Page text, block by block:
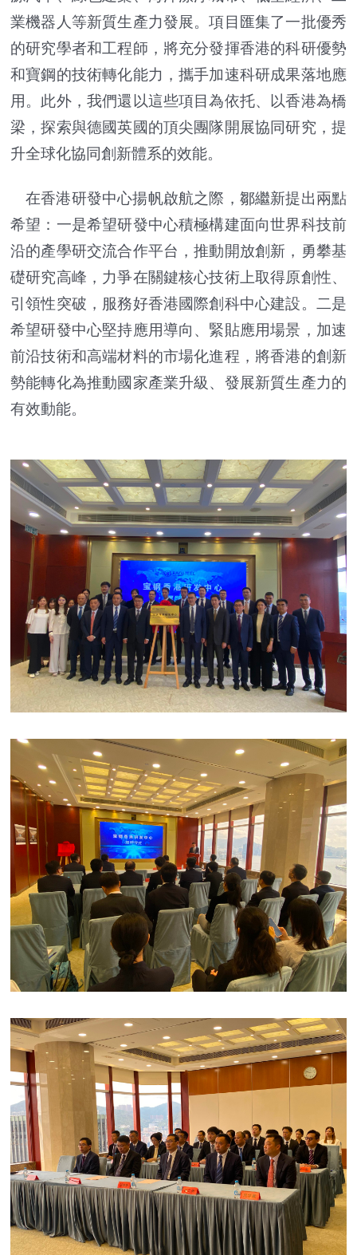
業機器人等新質生產力發展。項目匯集了一批優秀
的研究學者和工程師，將充分發揮香港的科研優勢
和寶鋼的技術轉化能力，攜手加速科研成果落地應
用。此外，我們還以這些項目為依托、以香港為橋
梁，探索與德國英國的頂尖團隊開展協同研究，提
升全球化協同創新體系的效能。
在香港研發中心揚帆啟航之際，鄒繼新提出兩點
希望：一是希望研發中心積極構建面向世界科技前
沿的產學研交流合作平台，推動開放創新，勇攀基
礎研究高峰，力爭在關鍵核心技術上取得原創性、
引領性突破，服務好香港國際創科中心建設。二是
希望研發中心堅持應用導向、緊貼應用場景，加速
前沿技術和高端材料的市場化進程，將香港的創新
勢能轉化為推動國家產業升級、發展新質生產力的
有效動能。